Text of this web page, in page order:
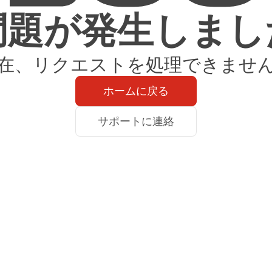
が発生しま
、リクエストを処理できませ
ホームに戻る
サポートに連絡